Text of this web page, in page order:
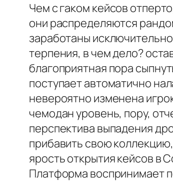
Чем с гаком кейсов
они распределяются
заработаны
терпения, в чем дело?
благоприятная пора
поступает автоматично
невероятно изменена
чемодан уровень, пору,
перспектива выпадения
прибавить свою
ярость открытия кейсов в
Платформа воспринимает